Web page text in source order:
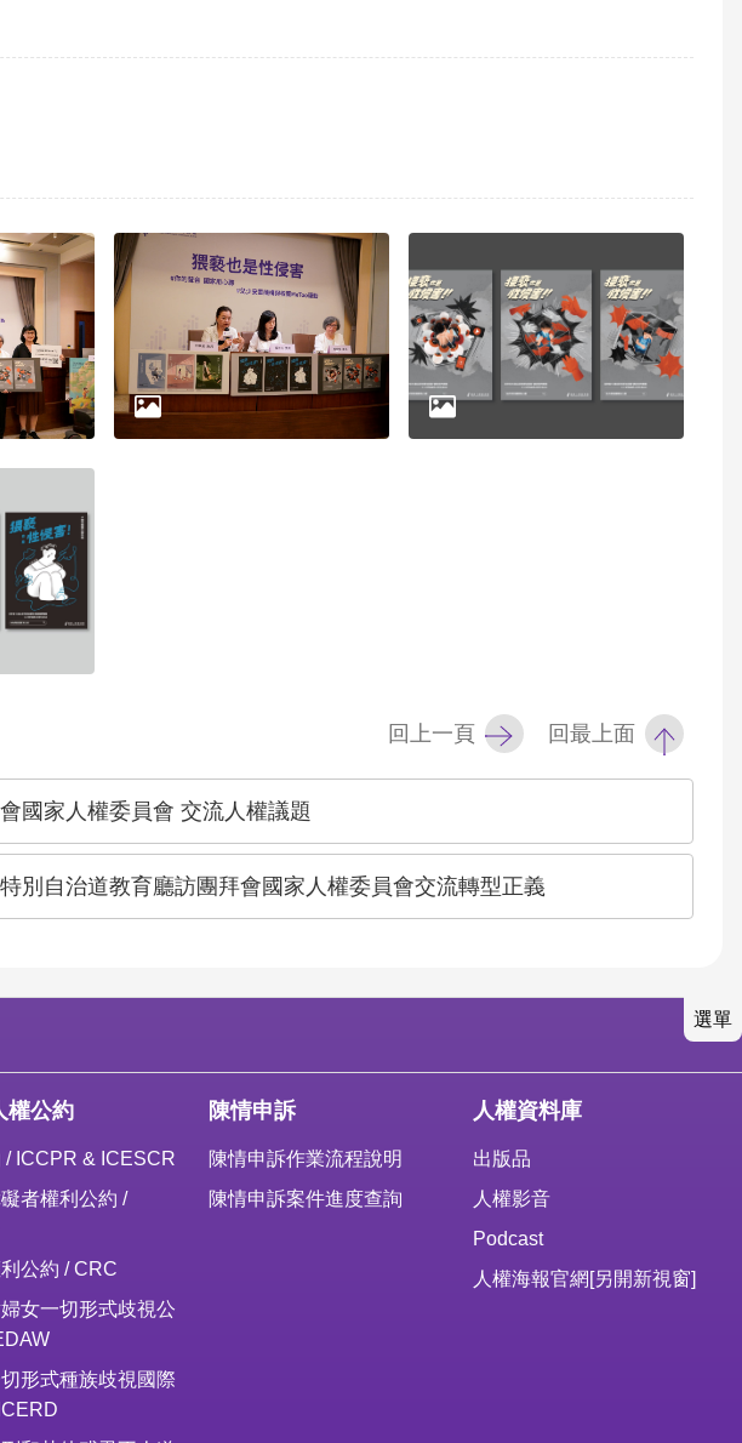
回上一頁 回最上面
國家人權委員會 交流人權議題
別自治道教育廳訪團拜會國家人權委員會交流轉型正義
選單
權公約
/ ICCPR & ICESCR
者權利公約 /
公約 / CRC
女一切形式歧視公
形式種族歧視國際
陳情申訴
陳情申訴作業流程說明
陳情申訴案件進度查詢
人權資料庫
出版品
人權影音
Podcast
人權海報官網[另開新視窗]